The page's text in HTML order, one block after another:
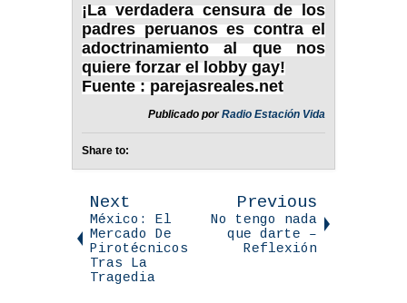
¡La verdadera censura de los
padres peruanos es contra el
adoctrinamiento al que nos
quiere forzar el lobby gay!
Fuente : parejasreales.net
Publicado porRadio Estación Vida
Share to:
Next
México: El
Mercado De
Pirotécnicos
Tras La
Tragedia
Previous
No tengo nada
que darte –
Reflexión